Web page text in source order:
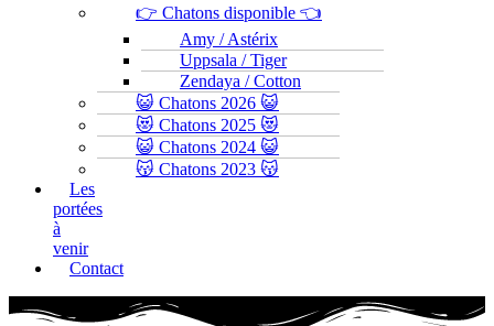
👉 Chatons disponible 👈
Amy / Astérix
Uppsala / Tiger
Zendaya / Cotton
😺 Chatons 2026 😺
😻 Chatons 2025 😻
😺 Chatons 2024 😺
😽 Chatons 2023 😽
Les
portées
à
venir
Contact